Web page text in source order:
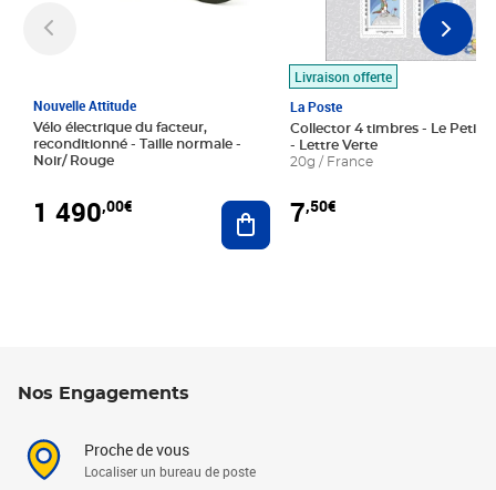
Nouvelle Attitude
Vélo électrique du facteur,
reconditionné - Taille normale -
Noir/ Rouge
1 490,00€ Ajouter au panier
Livraison offerte
La Poste
Collector 4 timbres - Le Petit
- Lettre Verte
20g / France
7,50€
Nos Engagements
Proche de vous
Localiser un bureau de poste